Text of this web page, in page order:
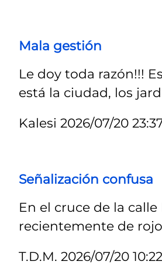
Mala gestión
Le doy toda razón!!!
está la ciudad, los
Kalesi 2026/07/20
Señalización confusa
En el cruce de la
recientemente de
T.D.M. 2026/07/20